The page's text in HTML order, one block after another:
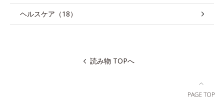
ヘルスケア（18）
読み物 TOPへ